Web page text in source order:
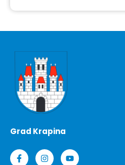
Grad Krapina